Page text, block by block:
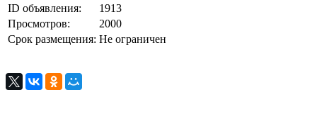
ID объявления:
1913
Просмотров:
2000
Срок размещения: Не ограничен